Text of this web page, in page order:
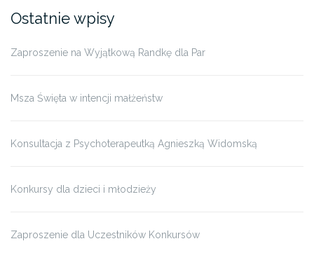
Ostatnie wpisy
Zaproszenie na Wyjątkową Randkę dla Par
Msza Święta w intencji małżeństw
Konsultacja z Psychoterapeutką Agnieszką Widomską
Konkursy dla dzieci i młodzieży
Zaproszenie dla Uczestników Konkursów